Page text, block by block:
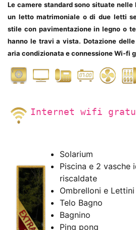
Le camere standard sono situate nelle
un letto matrimoniale o di due letti
stile con pavimentazione in legno o
hanno le travi a vista. Dotazione
aria condizionata e connessione Wi-fi
Internet wifi
Solarium
Piscina e 2 vasche
riscaldate
Ombrelloni e Lettini
Telo Bagno
Bagnino
Ping pong